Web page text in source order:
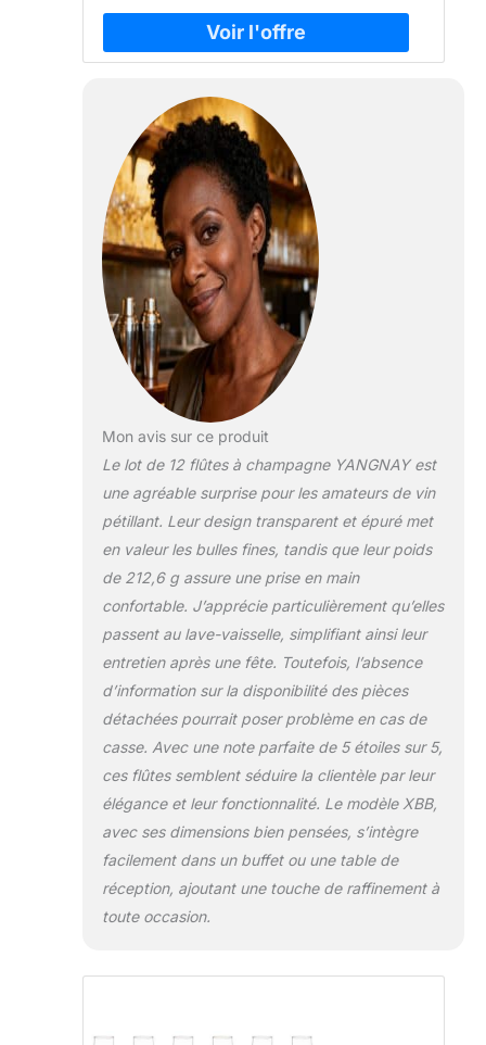
Mon avis sur ce produit
Le lot de 12 flûtes à champagne YANGNAY est
une agréable surprise pour les amateurs de vin
pétillant. Leur design transparent et épuré met
en valeur les bulles fines, tandis que leur poids
de 212,6 g assure une prise en main
confortable. J’apprécie particulièrement qu’elles
passent au lave-vaisselle, simplifiant ainsi leur
entretien après une fête. Toutefois, l’absence
d’information sur la disponibilité des pièces
détachées pourrait poser problème en cas de
casse. Avec une note parfaite de 5 étoiles sur 5,
ces flûtes semblent séduire la clientèle par leur
élégance et leur fonctionnalité. Le modèle XBB,
avec ses dimensions bien pensées, s’intègre
facilement dans un buffet ou une table de
réception, ajoutant une touche de raffinement à
toute occasion.